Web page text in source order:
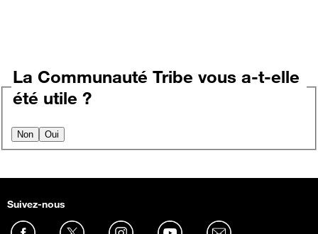
La Communauté Tribe vous a-t-elle
été utile ?
Non Oui
Suivez-nous